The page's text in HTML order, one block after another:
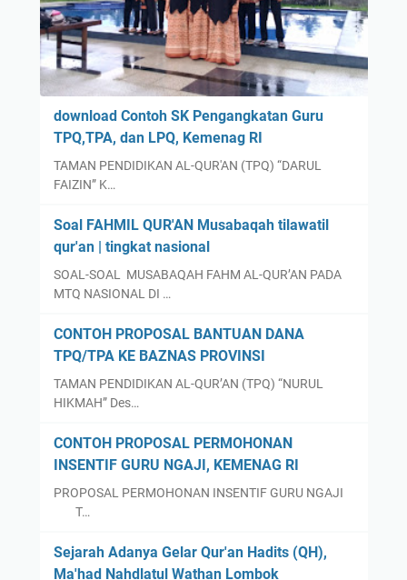
download Contoh SK Pengangkatan Guru
TPQ,TPA, dan LPQ, Kemenag RI
TAMAN PENDIDIKAN AL-QUR'AN (TPQ) “DARUL
FAIZIN” K…
Soal FAHMIL QUR'AN Musabaqah tilawatil
qur'an | tingkat nasional
SOAL-SOAL MUSABAQAH FAHM AL-QUR’AN PADA
MTQ NASIONAL DI …
CONTOH PROPOSAL BANTUAN DANA
TPQ/TPA KE BAZNAS PROVINSI
TAMAN PENDIDIKAN AL-QUR’AN (TPQ) “NURUL
HIKMAH” Des…
CONTOH PROPOSAL PERMOHONAN
INSENTIF GURU NGAJI, KEMENAG RI
PROPOSAL PERMOHONAN INSENTIF GURU NGAJI
T…
Sejarah Adanya Gelar Qur'an Hadits (QH),
Ma'had Nahdlatul Wathan Lombok